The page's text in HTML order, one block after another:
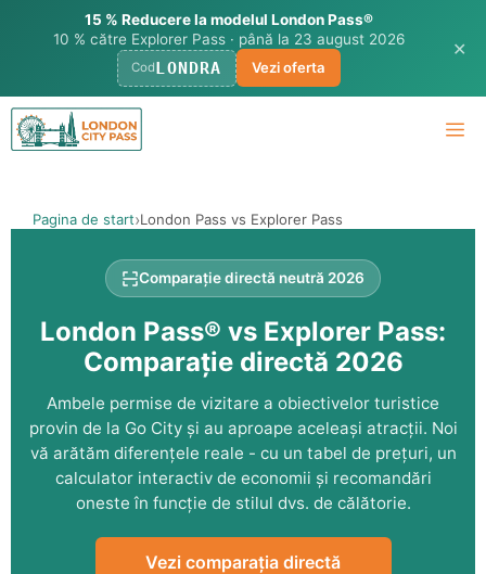
15 % Reducere la modelul London Pass®
10 % către Explorer Pass · până la 23 august 2026
CodLONDRA Vezi oferta
✕
Treci
Pagina de start London Pass vs Explorer Pass
Comparație directă neutră 2026
London Pass® vs Explorer Pass:
Comparație directă 2026
Ambele permise de vizitare a obiectivelor turistice
provin de la Go City și au aproape aceleași atracții. Noi
vă arătăm diferențele reale - cu un tabel de prețuri, un
calculator interactiv de economii și recomandări
oneste în funcție de stilul dvs. de călătorie.
Vezi comparația directă